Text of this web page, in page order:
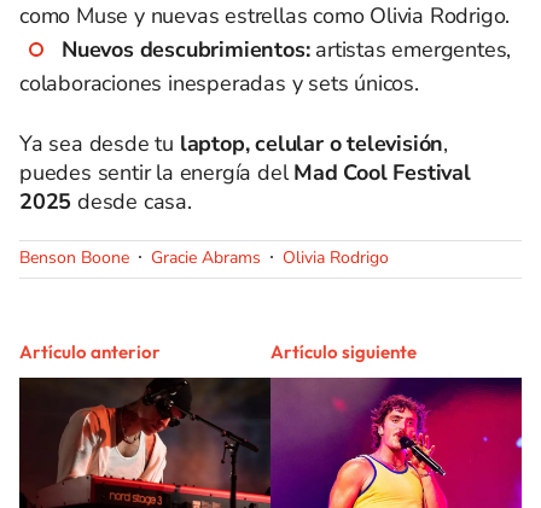
como Muse y nuevas estrellas como Olivia Rodrigo.
Nuevos descubrimientos:artistas emergentes,
colaboraciones inesperadas y sets únicos.
Ya sea desde tu laptop, celular o televisión,
puedes sentir la energía delMad Cool Festival
2025 desde casa.
Benson Boone Gracie Abrams Olivia Rodrigo
Artículo anterior Artículo siguiente